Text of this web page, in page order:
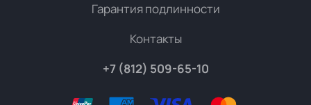
Гарантия подлинности
Контакты
+7 (812) 509-65-10